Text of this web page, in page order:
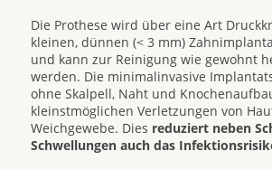
Die Prothese wird über eine Art
kleinen, dünnen (< 3 mm)
und kann zur Reinigung wie gewohnt
werden. Die minimalinvasive
ohne Skalpell, Naht und
kleinstmöglichen Verletzungen von
Weichgewebe. Dies reduziert neben
Schwellungen auch das